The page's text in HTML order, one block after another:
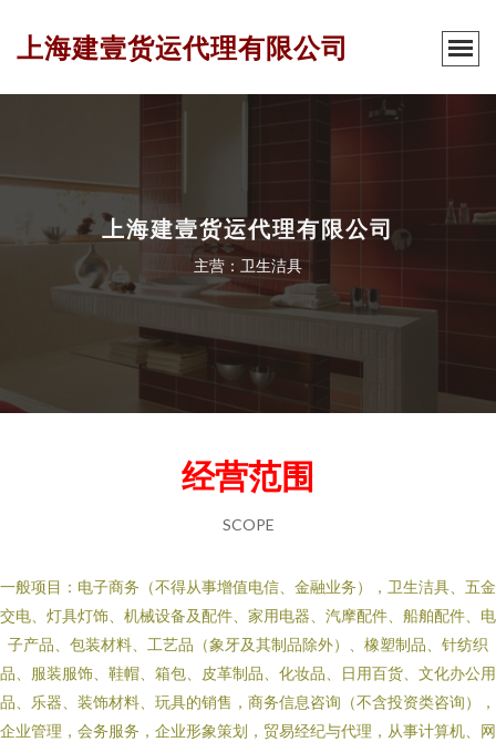
上海建壹货运代理有限公司
上海建壹货运代理有限公司
主营：卫生洁具
经营范围
SCOPE
一般项目：电子商务（不得从事增值电信、金融业务），卫生洁具、五金
交电、灯具灯饰、机械设备及配件、家用电器、汽摩配件、船舶配件、电
子产品、包装材料、工艺品（象牙及其制品除外）、橡塑制品、针纺织
品、服装服饰、鞋帽、箱包、皮革制品、化妆品、日用百货、文化办公用
品、乐器、装饰材料、玩具的销售，商务信息咨询（不含投资类咨询），
企业管理，会务服务，企业形象策划，贸易经纪与代理，从事计算机、网